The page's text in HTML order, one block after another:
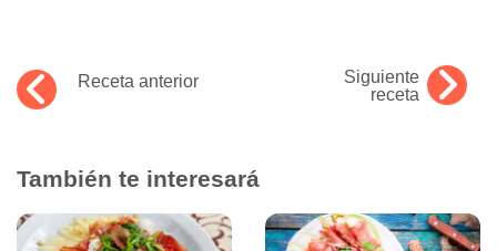
Receta anterior
Siguiente
receta
También te interesará